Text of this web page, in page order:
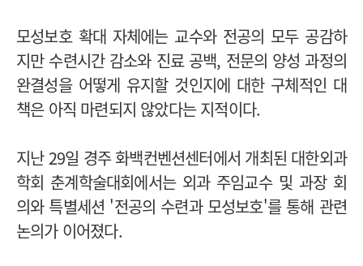
모성보호 확대 자체에는 교수와 전공의 모두 공감하
지만 수련시간 감소와 진료 공백, 전문의 양성 과정의
완결성을 어떻게 유지할 것인지에 대한 구체적인 대
책은 아직 마련되지 않았다는 지적이다.
지난 29일 경주 화백컨벤션센터에서 개최된 대한외과
학회 춘계학술대회에서는 외과 주임교수 및 과장 회
의와 특별세션 '전공의 수련과 모성보호'를 통해 관련
논의가 이어졌다.